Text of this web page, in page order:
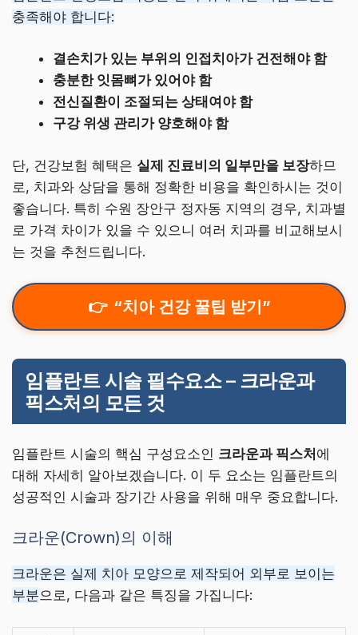
충족해야 합니다:
결손치가 있는 부위의 인접치아가 건전해야 함
충분한 잇몸뼈가 있어야 함
전신질환이 조절되는 상태여야 함
구강 위생 관리가 양호해야 함
단, 건강보험 혜택은 실제 진료비의 일부만을 보장하므
로, 치과와 상담을 통해 정확한 비용을 확인하시는 것이
좋습니다. 특히 수원 장안구 정자동 지역의 경우, 치과별
로 가격 차이가 있을 수 있으니 여러 치과를 비교해보시
는 것을 추천드립니다.
“치아 건강 꿀팁 받기”
임플란트 시술 필수요소 – 크라운과
픽스처의 모든 것
임플란트 시술의 핵심 구성요소인 크라운과 픽스처에
대해 자세히 알아보겠습니다. 이 두 요소는 임플란트의
성공적인 시술과 장기간 사용을 위해 매우 중요합니다.
크라운(Crown)의 이해
크라운은 실제 치아 모양으로 제작되어 외부로 보이는
부분으로, 다음과 같은 특징을 가집니다: